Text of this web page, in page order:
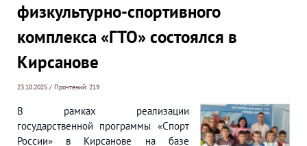
физкультурно-спортивного
комплекса «ГТО» состоялся в
Кирсанове
23.10.2025 / Прочтений: 219
В рамках реализации
государственной программы «Спорт
России» в Кирсанове на базе